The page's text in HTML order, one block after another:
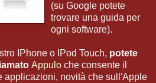
(su Google potete
trovare una guida per
ogni software).
IPhone o IPod Touch, potete
Appulo che consente il
applicazioni, novità che sull'Apple